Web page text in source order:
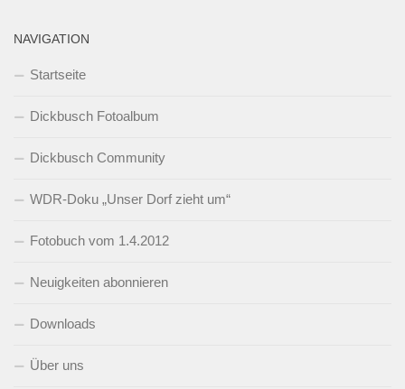
NAVIGATION
Startseite
Dickbusch Fotoalbum
Dickbusch Community
WDR-Doku „Unser Dorf zieht um“
Fotobuch vom 1.4.2012
Neuigkeiten abonnieren
Downloads
Über uns